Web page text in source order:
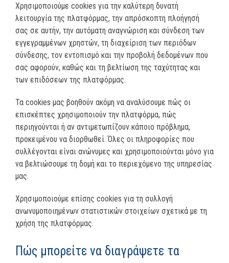
Χρησιμοποιούμε cookies για την καλύτερη δυνατή
λειτουργία της πλατφόρμας, την απρόσκοπτη πλοήγησή
σας σε αυτήν, την αυτόματη αναγνώριση και σύνδεση των
εγγεγραμμένων χρηστών, τη διαχείριση των περιόδων
σύνδεσης, τον εντοπισμό και την προβολή δεδομένων που
σας αφορούν, καθώς και τη βελτίωση της ταχύτητας και
των επιδόσεων της πλατφόρμας.
Τα cookies μας βοηθούν ακόμη να αναλύσουμε πώς οι
επισκέπτες χρησιμοποιούν την πλατφόρμα, πώς
περιηγούνται ή αν αντιμετωπίζουν κάποιο πρόβλημα,
προκειμένου να διορθωθεί. Όλες οι πληροφορίες που
συλλέγονται είναι ανώνυμες και χρησιμοποιούνται μόνο για
να βελτιώσουμε τη δομή και το περιεχόμενο της υπηρεσίας
μας.
Χρησιμοποιούμε επίσης cookies για τη συλλογή
ανωνυμοποιημένων στατιστικών στοιχείων σχετικά με τη
χρήση της πλατφόρμας.
Πώς μπορείτε να διαγράψετε τα